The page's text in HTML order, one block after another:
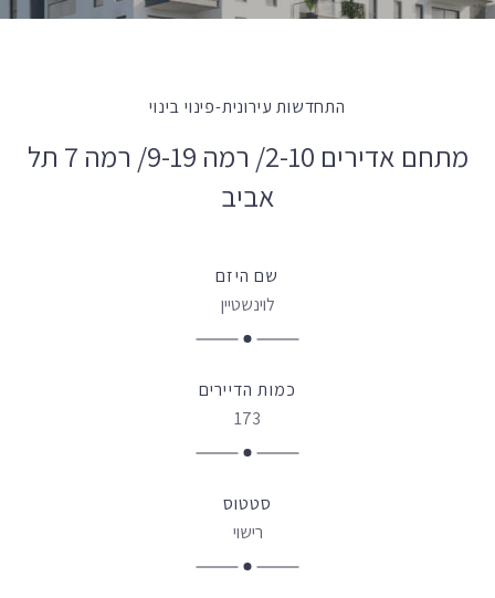
התחדשות עירונית-פינוי בינוי
מתחם אדירים 2-10/ רמה 9-19/ רמה 7 תל
אביב
שם היזם
לוינשטיין
כמות הדיירים
173
סטטוס
רישוי